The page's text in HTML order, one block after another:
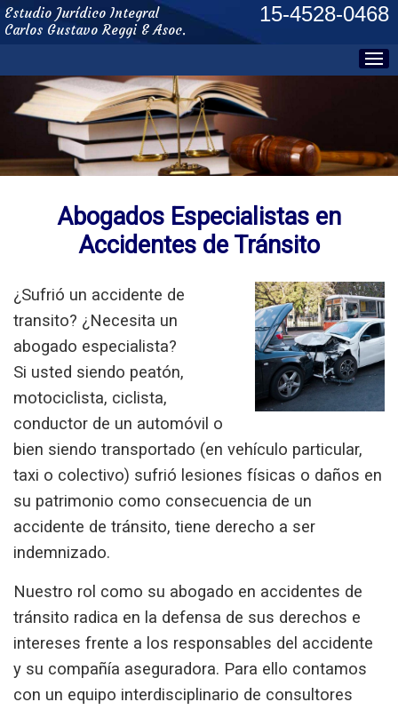
Estudio Jurídico Integral
Carlos Gustavo Reggi & Asoc.
15-4528-0468
Abogados Especialistas en
Accidentes de Tránsito
¿Sufrió un accidente de
transito? ¿Necesita un
abogado especialista?
Si usted siendo peatón,
motociclista, ciclista,
conductor de un automóvil o
bien siendo transportado (en vehículo particular,
taxi o colectivo) sufrió lesiones físicas o daños en
su patrimonio como consecuencia de un
accidente de tránsito, tiene derecho a ser
indemnizado.
Nuestro rol como su abogado en accidentes de
tránsito radica en la defensa de sus derechos e
intereses frente a los responsables del accidente
y su compañía aseguradora. Para ello contamos
con un equipo interdisciplinario de consultores